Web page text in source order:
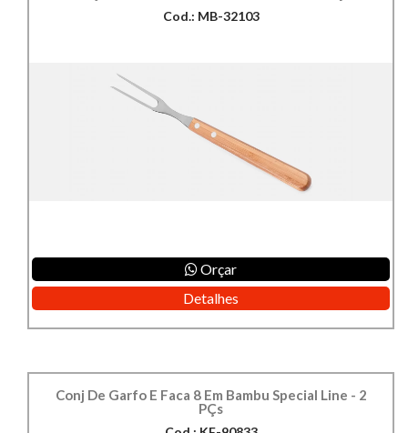
Cod.: MB-32103
Orçar
Detalhes
Conj De Garfo E Faca 8 Em Bambu Special Line - 2
PÇs